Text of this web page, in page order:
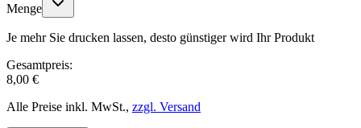
Menge
Je mehr Sie drucken lassen, desto günstiger wird Ihr Produkt
Gesamtpreis:
8,00 €
Alle Preise inkl. MwSt., zzgl. Versand